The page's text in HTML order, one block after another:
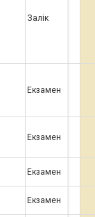
Залік
Екзамен
Екзамен
Екзамен
Екзамен